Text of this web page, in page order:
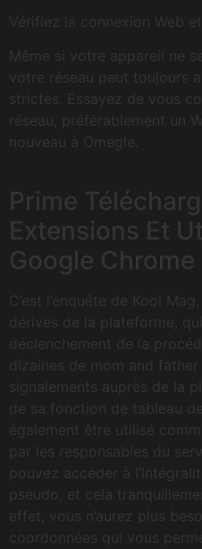
Vérifiez la connexion Web
Même si votre appareil ne
votre réseau peut toujours
strictes. Essayez de vous
réseau, préférablement un
nouveau à Omegle.
Prime
Extensions Et
Google Chrome
C’est l’enquête de Kool
dérives de la plateforme,
déclenchement de la
dizaines de mom and
signalements auprès de la
de sa fonction de tableau
également être utilisé
par les responsables du
pouvez accéder à
pseudo, et cela
effet, vous n’aurez plus
coordonnées qui vous